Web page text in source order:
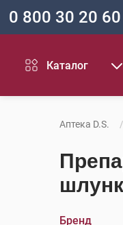
0 800 30 20 60
Каталог
Аптека D.S.
Бренд